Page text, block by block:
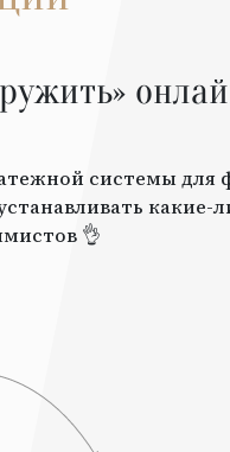
системы для
какие-
👌